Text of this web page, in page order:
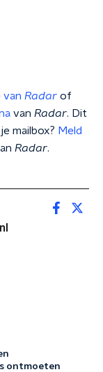
van Radar of
van Radar. Dit
mailbox? Meld
Radar.
ontmoeten